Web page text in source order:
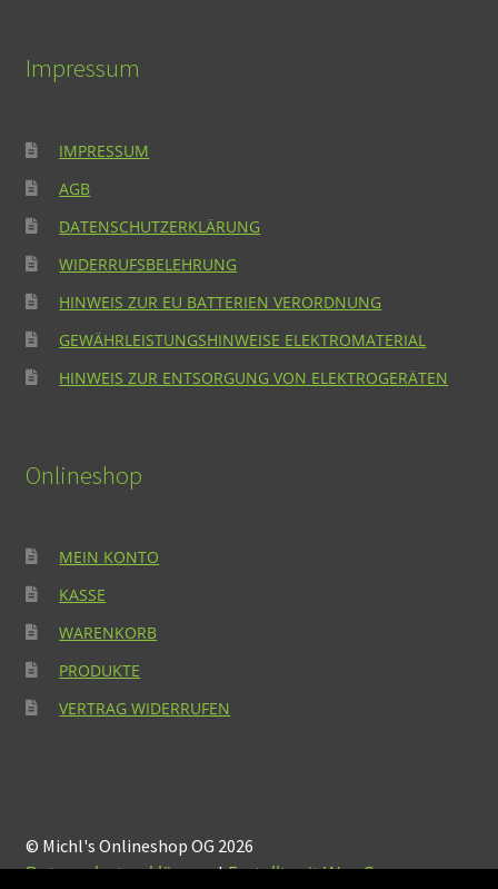
Impressum
IMPRESSUM
AGB
DATENSCHUTZERKLÄRUNG
WIDERRUFSBELEHRUNG
HINWEIS ZUR EU BATTERIEN VERORDNUNG
GEWÄHRLEISTUNGSHINWEISE ELEKTROMATERIAL
HINWEIS ZUR ENTSORGUNG VON ELEKTROGERÄTEN
Onlineshop
MEIN KONTO
KASSE
WARENKORB
PRODUKTE
VERTRAG WIDERRUFEN
© Michl's Onlineshop OG 2026
Datenschutzerklärung Erstellt mit WooCommerce.